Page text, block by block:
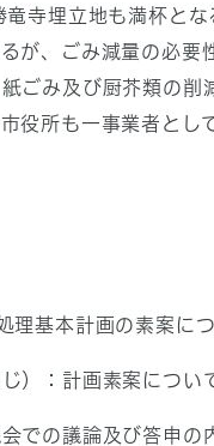
寺埋立地も満杯とな
が、ごみ減量の必
ごみ及び厨芥類の
役所も一事業者と
基本計画の素案に
）：計画素案につい
での議論及び答申の